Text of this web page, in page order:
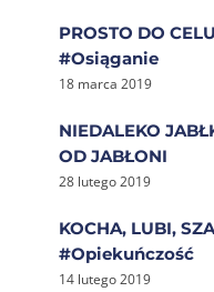
PROSTO DO CELU
#Osiąganie
18 marca 2019
NIEDALEKO
OD JABŁONI
28 lutego 2019
KOCHA, LUBI,
#Opiekuńczość
14 lutego 2019